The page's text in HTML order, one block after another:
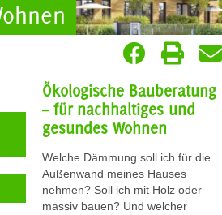
Ökologische Bauberatung
– für nachhaltiges und
gesundes Wohnen
Welche Dämmung soll ich für die
Außenwand meines Hauses
nehmen? Soll ich mit Holz oder
massiv bauen? Und welcher